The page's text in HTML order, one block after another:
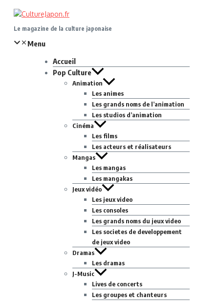
Aller
contenu
Le magazine de la culture japonaise
Menu
Accueil
Pop Culture
Animation
Les animes
Les grands noms de l’animation
Les studios d’animation
Cinéma
Les films
Les acteurs et réalisateurs
Mangas
Les mangas
Les mangakas
Jeux vidéo
Les jeux video
Les consoles
Les grands noms du jeux video
Les societes de developpement
de jeux video
Dramas
Les dramas
J-Music
Lives de concerts
Les groupes et chanteurs